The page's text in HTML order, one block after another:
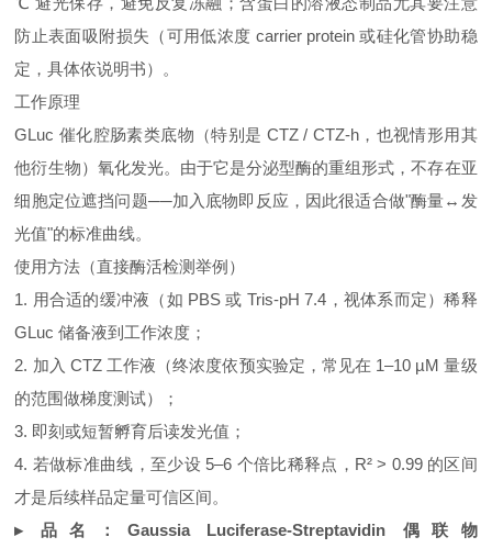
防止表面吸附损失（可用低浓度 carrier protein 或硅化管协助稳
定，具体依说明书）。
工作原理
GLuc 催化腔肠素类底物（特别是 CTZ / CTZ‑h，也视情形用其
他衍生物）氧化发光。由于它是分泌型酶的重组形式，不存在亚
细胞定位遮挡问题──加入底物即反应，因此很适合做"酶量↔发
光值"的标准曲线。
使用方法（直接酶活检测举例）
1. 用合适的缓冲液（如 PBS 或 Tris‑pH 7.4，视体系而定）稀释
GLuc 储备液到工作浓度；
2. 加入 CTZ 工作液（终浓度依预实验定，常见在 1–10 µM 量级
的范围做梯度测试）；
3. 即刻或短暂孵育后读发光值；
4. 若做标准曲线，至少设 5–6 个倍比稀释点，R² > 0.99 的区间
才是后续样品定量可信区间。
▸ 品名：Gaussia Luciferase‑Streptavidin 偶联物